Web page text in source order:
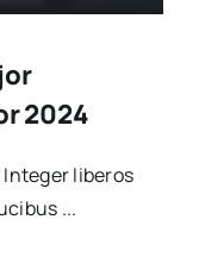
2024
liberos
...